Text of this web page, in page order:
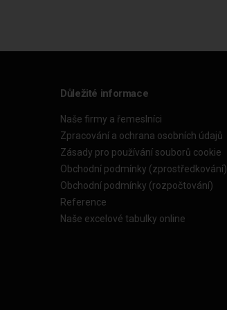
Důležité informace
Naše firmy a řemeslníci
Zpracování a ochrana osobních údajů
Zásady pro používání souborů cookie
Obchodní podmínky (zprostředkování)
Obchodní podmínky (rozpočtování)
Reference
Naše excelové tabulky online